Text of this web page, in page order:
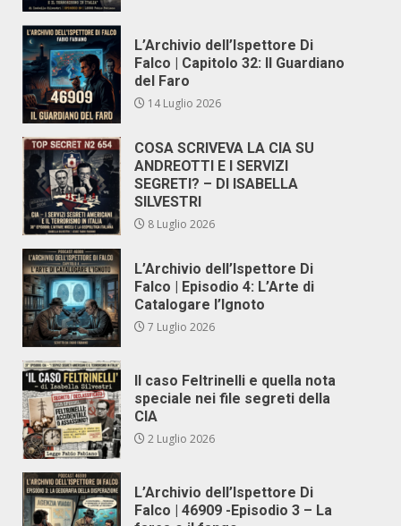
L’Archivio dell’Ispettore Di
Falco | Capitolo 32: Il Guardiano
del Faro
14 Luglio 2026
COSA SCRIVEVA LA CIA SU
ANDREOTTI E I SERVIZI
SEGRETI? – DI ISABELLA
SILVESTRI
8 Luglio 2026
L’Archivio dell’Ispettore Di
Falco | Episodio 4: L’Arte di
Catalogare l’Ignoto
7 Luglio 2026
Il caso Feltrinelli e quella nota
speciale nei file segreti della
CIA
2 Luglio 2026
L’Archivio dell’Ispettore Di
Falco | 46909 -Episodio 3 – La